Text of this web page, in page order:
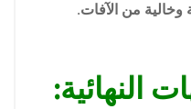
وخالية من الآفات.
النهائية: